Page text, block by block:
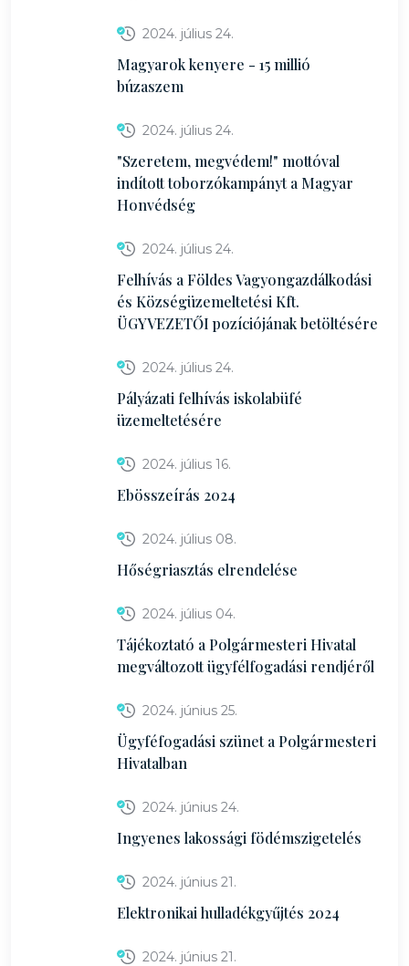
2024. július 24.
Magyarok kenyere - 15 millió
búzaszem
2024. július 24.
"Szeretem, megvédem!" mottóval
indított toborzókampányt a Magyar
Honvédség
2024. július 24.
Felhívás a Földes Vagyongazdálkodási
és Községüzemeltetési Kft.
ÜGYVEZETŐI pozíciójának betöltésére
2024. július 24.
Pályázati felhívás iskolabüfé
üzemeltetésére
2024. július 16.
Ebösszeírás 2024
2024. július 08.
Hőségriasztás elrendelése
2024. július 04.
Tájékoztató a Polgármesteri Hivatal
megváltozott ügyfélfogadási rendjéről
2024. június 25.
Ügyféfogadási szünet a Polgármesteri
Hivatalban
2024. június 24.
Ingyenes lakossági födémszigetelés
2024. június 21.
Elektronikai hulladékgyűjtés 2024
2024. június 21.